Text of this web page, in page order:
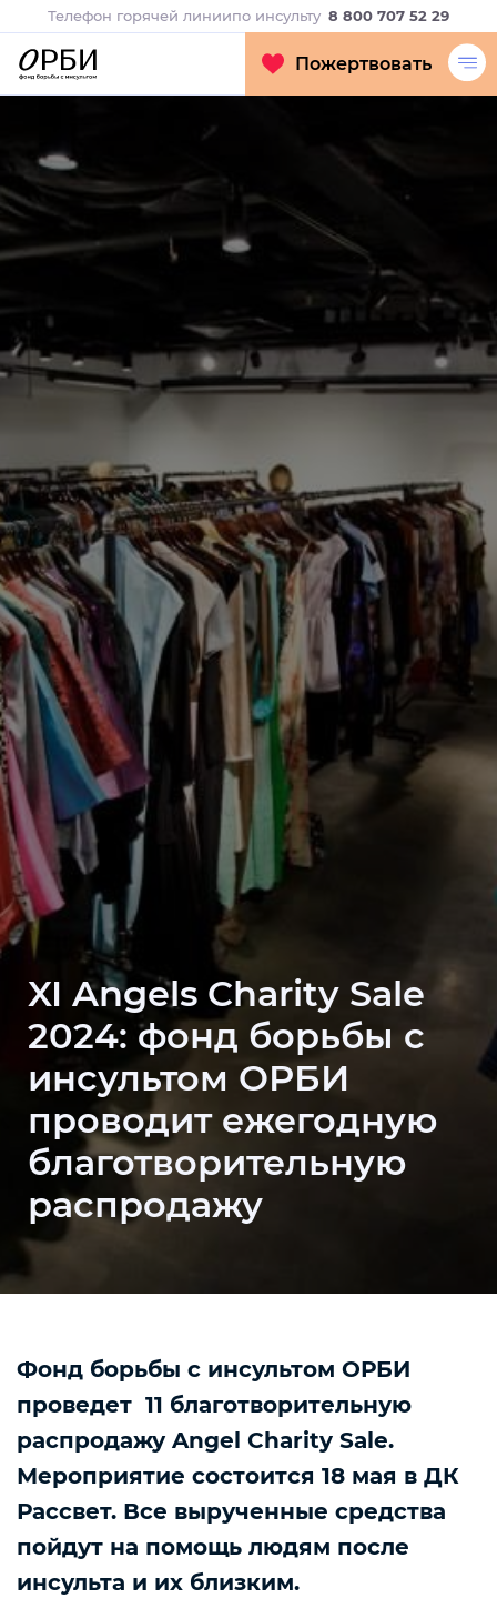
Телефон горячей линиипо инсульту 8 800 707 52 29
Пожертвовать
XI Angels Charity Sale
2024: фонд борьбы с
инсультом ОРБИ
проводит ежегодную
благотворительную
распродажу
Фонд борьбы с инсультом ОРБИ
проведет 11 благотворительную
распродажу Angel Charity Sale.
Мероприятие состоится 18 мая в ДК
Рассвет. Все вырученные средства
пойдут на помощь людям после
инсульта и их близким.